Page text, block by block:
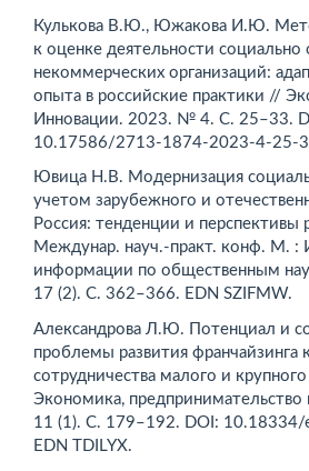
Кулькова В.Ю., Южакова И.Ю.
к оценке деятельности социально
некоммерческих организаций:
опыта в российские практики //
Инновации. 2023. № 4. С. 25–33.
10.17586/2713-1874-2023-4-25-
Ювица Н.В. Модернизация
учетом зарубежного и
Россия: тенденции и перспективы
Междунар. науч.-практ. конф. М. :
информации по общественным
17 (2). С. 362–366. EDN SZIFMW.
Александрова Л.Ю. Потенциал и
проблемы развития франчайзинга
сотрудничества малого и
Экономика,
11 (1). С. 179–192. DOI: 10.18334/
EDN TDILYX.